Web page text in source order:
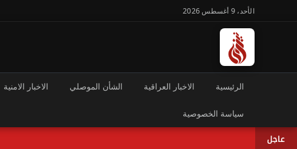
الأحد، 9 أغسطس 2026
الرئيسية الاخبار العراقية الشأن الموصلي الاخبار الامنية
سياسة الخصوصية
عاجل